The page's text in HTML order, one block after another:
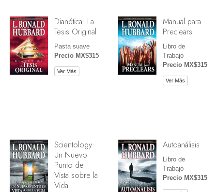
Dianética: La
Tesis Original
Pasta suave
Precio MX$315
Ver Más
Manual para
Preclears
Libro de
Trabajo
Precio MX$315
Ver Más
Scientology:
Un Nuevo
Punto de
Vista sobre la
Vida
Autoanálisis
Libro de
Trabajo
Precio MX$315